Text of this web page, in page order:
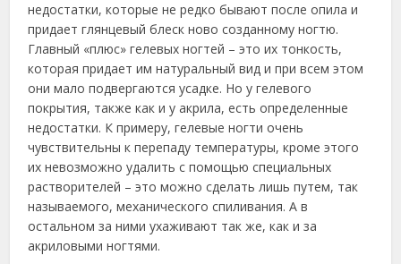
недостатки, которые не редко бывают после опила и
придает глянцевый блеск ново созданному ногтю.
Главный «плюс» гелевых ногтей – это их тонкость,
которая придает им натуральный вид и при всем этом
они мало подвергаются усадке. Но у гелевого
покрытия, также как и у акрила, есть определенные
недостатки. К примеру, гелевые ногти очень
чувствительны к перепаду температуры, кроме этого
их невозможно удалить с помощью специальных
растворителей – это можно сделать лишь путем, так
называемого, механического спиливания. А в
остальном за ними ухаживают так же, как и за
акриловыми ногтями.